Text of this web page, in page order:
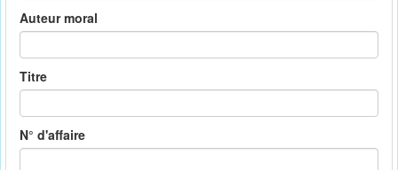
Auteur moral
Titre
N° d'affaire